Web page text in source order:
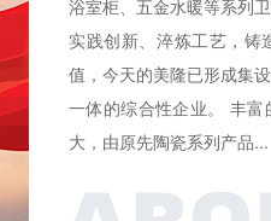
浴室柜、五金水暖等系列
实践创新、淬炼工艺，铸
值，今天的美隆已形成集
一体的综合性企业。 丰
大，由原先陶瓷系列产品...